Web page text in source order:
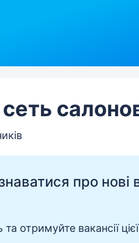
про нові
та отримуйте вакансії